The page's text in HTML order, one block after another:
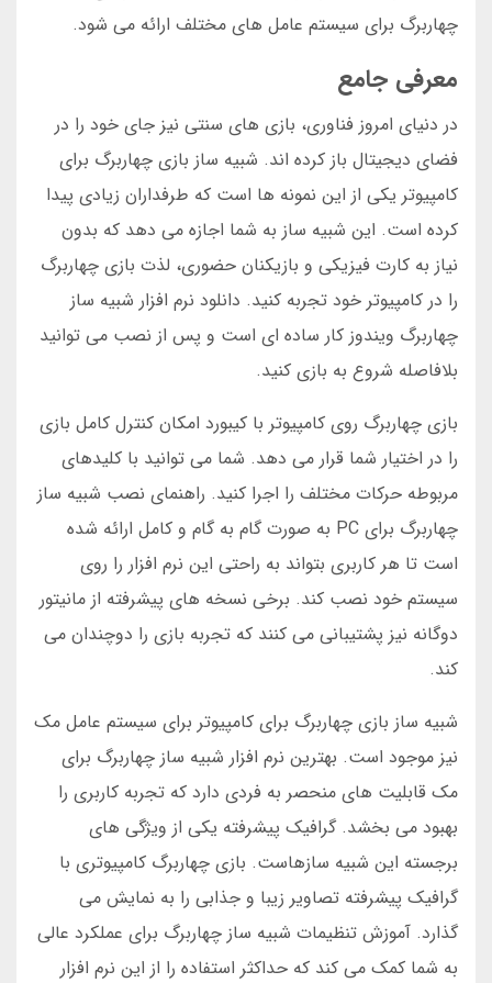
چهاربرگ برای سیستم عامل های مختلف ارائه می شود.
معرفی جامع
در دنیای امروز فناوری، بازی های سنتی نیز جای خود را در
فضای دیجیتال باز کرده اند. شبیه ساز بازی چهاربرگ برای
کامپیوتر یکی از این نمونه ها است که طرفداران زیادی پیدا
کرده است. این شبیه ساز به شما اجازه می دهد که بدون
نیاز به کارت فیزیکی و بازیکنان حضوری، لذت بازی چهاربرگ
را در کامپیوتر خود تجربه کنید. دانلود نرم افزار شبیه ساز
چهاربرگ ویندوز کار ساده ای است و پس از نصب می توانید
بلافاصله شروع به بازی کنید.
بازی چهاربرگ روی کامپیوتر با کیبورد امکان کنترل کامل بازی
را در اختیار شما قرار می دهد. شما می توانید با کلیدهای
مربوطه حرکات مختلف را اجرا کنید. راهنمای نصب شبیه ساز
چهاربرگ برای PC به صورت گام به گام و کامل ارائه شده
است تا هر کاربری بتواند به راحتی این نرم افزار را روی
سیستم خود نصب کند. برخی نسخه های پیشرفته از مانیتور
دوگانه نیز پشتیبانی می کنند که تجربه بازی را دوچندان می
کند.
شبیه ساز بازی چهاربرگ برای کامپیوتر برای سیستم عامل مک
نیز موجود است. بهترین نرم افزار شبیه ساز چهاربرگ برای
مک قابلیت های منحصر به فردی دارد که تجربه کاربری را
بهبود می بخشد. گرافیک پیشرفته یکی از ویژگی های
برجسته این شبیه سازهاست. بازی چهاربرگ کامپیوتری با
گرافیک پیشرفته تصاویر زیبا و جذابی را به نمایش می
گذارد. آموزش تنظیمات شبیه ساز چهاربرگ برای عملکرد عالی
به شما کمک می کند که حداکثر استفاده را از این نرم افزار